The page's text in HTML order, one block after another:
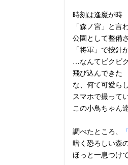
時刻は逢魔が時
「森ノ宮」と言
公園として整備
「将軍」で按針
…なんてビクビ
飛び込んできた
な、何て可愛ら
スマホで撮って
この小鳥ちゃん
調べたところ、
暗く恐ろしい森
ほっと一息つけ